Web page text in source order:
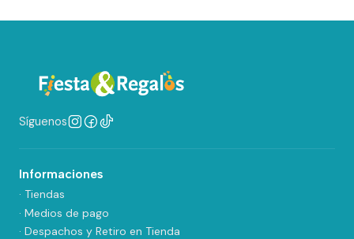
Síguenos
Informaciones
· Tiendas
· Medios de pago
· Despachos y Retiro en Tienda